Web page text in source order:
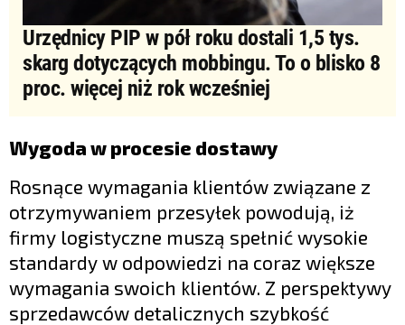
Urzędnicy PIP w pół roku dostali 1,5 tys.
skarg dotyczących mobbingu. To o blisko 8
proc. więcej niż rok wcześniej
Wygoda w procesie dostawy
Rosnące wymagania klientów związane z
otrzymywaniem przesyłek powodują, iż
firmy logistyczne muszą spełnić wysokie
standardy w odpowiedzi na coraz większe
wymagania swoich klientów. Z perspektywy
sprzedawców detalicznych szybkość